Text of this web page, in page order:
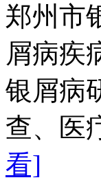
郑州市
屑病疾
银屑病
查、医
看]